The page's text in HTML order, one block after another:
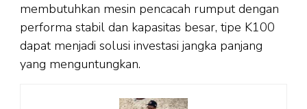
membutuhkan mesin pencacah rumput dengan
performa stabil dan kapasitas besar, tipe K100
dapat menjadi solusi investasi jangka panjang
yang menguntungkan.